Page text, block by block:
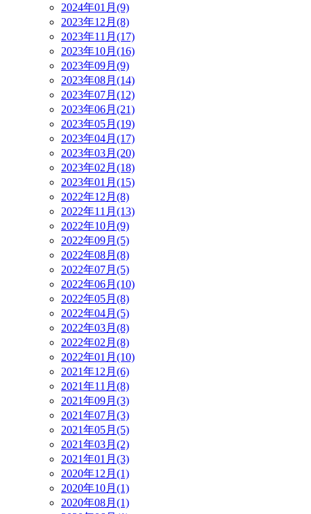
2024年01月(9)
2023年12月(8)
2023年11月(17)
2023年10月(16)
2023年09月(9)
2023年08月(14)
2023年07月(12)
2023年06月(21)
2023年05月(19)
2023年04月(17)
2023年03月(20)
2023年02月(18)
2023年01月(15)
2022年12月(8)
2022年11月(13)
2022年10月(9)
2022年09月(5)
2022年08月(8)
2022年07月(5)
2022年06月(10)
2022年05月(8)
2022年04月(5)
2022年03月(8)
2022年02月(8)
2022年01月(10)
2021年12月(6)
2021年11月(8)
2021年09月(3)
2021年07月(3)
2021年05月(5)
2021年03月(2)
2021年01月(3)
2020年12月(1)
2020年10月(1)
2020年08月(1)